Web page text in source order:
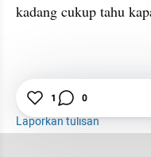
kadang cukup tahu
Weekend Seru
Laporkan tulisan
1 0